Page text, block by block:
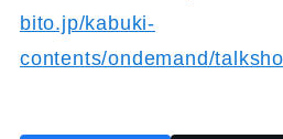
bito.jp/kabuki-
contents/ondemand/